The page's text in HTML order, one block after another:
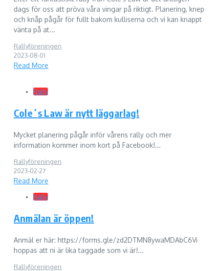
dags för oss att pröva våra vingar på riktigt. Planering, knep
och knåp pågår för fullt bakom kulliserna och vi kan knappt
vänta på at...
Rallyföreningen
2023-08-01
Read More
Rally
Cole´s Law är nytt läggarlag!
Mycket planering pågår inför vårens rally och mer
information kommer inom kort på Facebook!...
Rallyföreningen
2023-02-27
Read More
Rally
Anmälan är öppen!
Anmäl er här: https://forms.gle/zd2DTMN8ywaMDAbC6Vi
hoppas att ni är lika taggade som vi är!...
Rallyföreningen